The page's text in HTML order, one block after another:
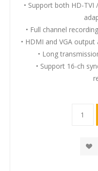
• Support both HD-
• Full channel
• HDMI and VGA
• Long
• Support 16-ch